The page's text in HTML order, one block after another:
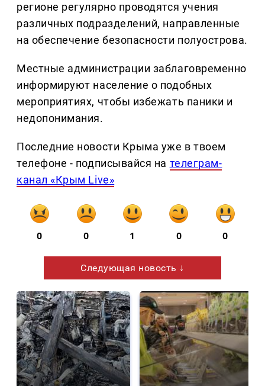
регионе регулярно проводятся учения
различных подразделений, направленные
на обеспечение безопасности полуострова.
Местные администрации заблаговременно
информируют население о подобных
мероприятиях, чтобы избежать паники и
недопонимания.
Последние новости Крыма уже в твоем
телефоне - подписывайся на телеграм-
канал «Крым Live»
0 0 1 0 0
Следующая новость ↓